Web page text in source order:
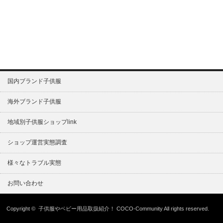
国内ブランド子供服
海外ブランド子供服
地域別子供服ショップlink
ショップ運営実態調査
様々なトラブル実態
お問い合わせ
Copyright ©子供服やベビー用品取扱紹介！ COCO-CommunityAll rights reserved.